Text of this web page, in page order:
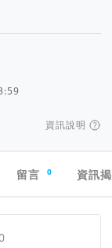
資訊說明
留言 0 資訊